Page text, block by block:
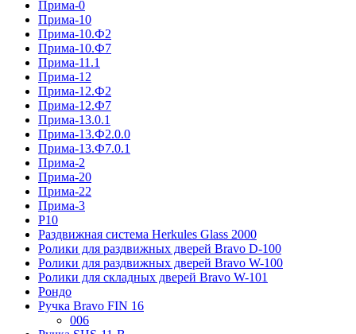
Прима-0
Прима-10
Прима-10.Ф2
Прима-10.Ф7
Прима-11.1
Прима-12
Прима-12.Ф2
Прима-12.Ф7
Прима-13.0.1
Прима-13.Ф2.0.0
Прима-13.Ф7.0.1
Прима-2
Прима-20
Прима-22
Прима-3
Р10
Раздвижная система Herkules Glass 2000
Ролики для раздвижных дверей Bravo D-100
Ролики для раздвижных дверей Bravo W-100
Ролики для складных дверей Bravo W-101
Рондо
Ручка Bravo FIN 16
006